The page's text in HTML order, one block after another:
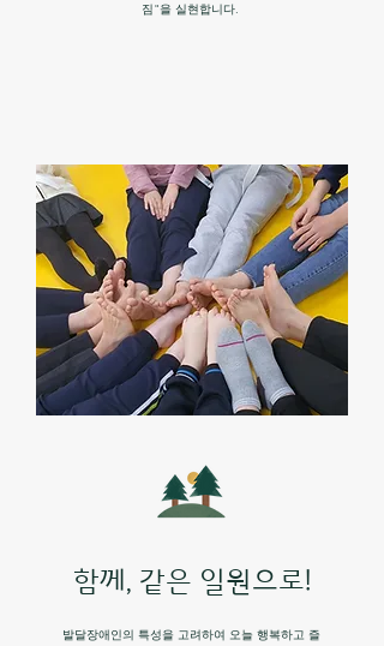
짐"을 실현합니다.
함께, 같은 일원으로!
발달장애인의 특성을 고려하여 오늘 행복하고 즐